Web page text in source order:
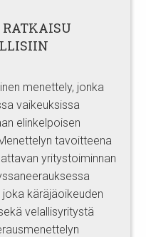
menettely, jonka
vaikeuksissa
elinkelpoisen
tavoitteena
yritystoiminnan
käräjäoikeuden
velallisyritystä